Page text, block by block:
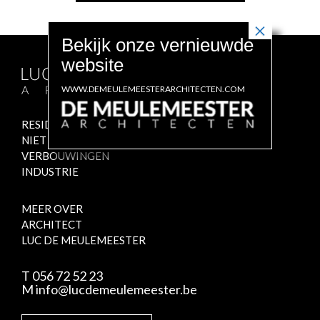
RESIDENTIEEL
NIET RESIDENTIEEL
VERBOUWINGEN
INDUSTRIE
MEER OVER
ARCHITECT
LUC DE MEULEMEESTER
T 056 72 52 23
Minfo@lucdemeulemeester.be
WWW.DEMEULEMEESTERARCHITECTEN.COM